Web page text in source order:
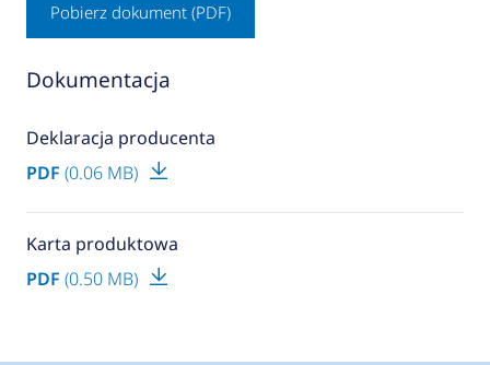
Pobierz dokument (PDF)
Dokumentacja
Deklaracja producenta
PDF (0.06 MB)
Karta produktowa
PDF (0.50 MB)